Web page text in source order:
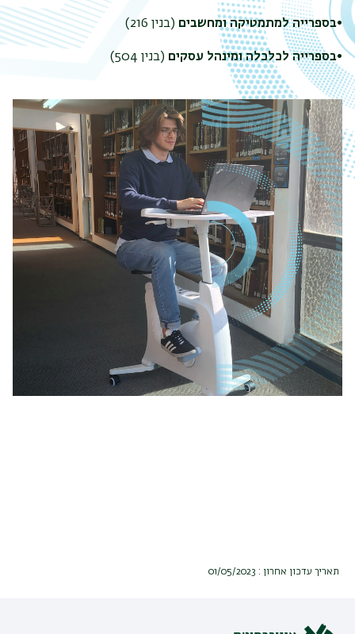
•בספרייה למתמטיקה ומחשבים (בנין 216)
•בספרייה לכלכלה ומינהל עסקים (בנין 504)
תאריך עדכון אחרון : 01/05/2023